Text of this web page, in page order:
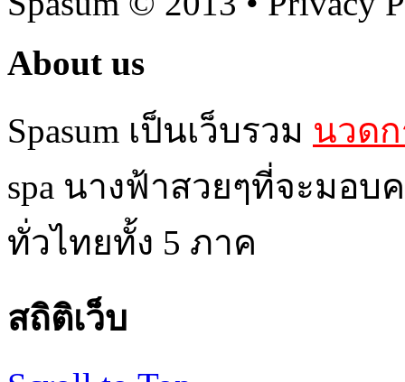
About us
Spasum เป็นเว็บรวม นวด
spa นางฟ้าสวยๆที่จะมอ
ทั่วไทยทั้ง 5 ภาค
สถิติเว็บ